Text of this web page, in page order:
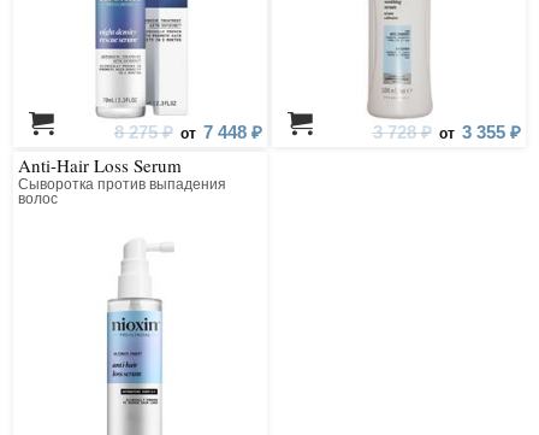
8 275 ₽ от 7 448 ₽ 3 728 ₽ от 3 355 ₽
Anti-Hair Loss Serum
Сыворотка против выпадения
волос